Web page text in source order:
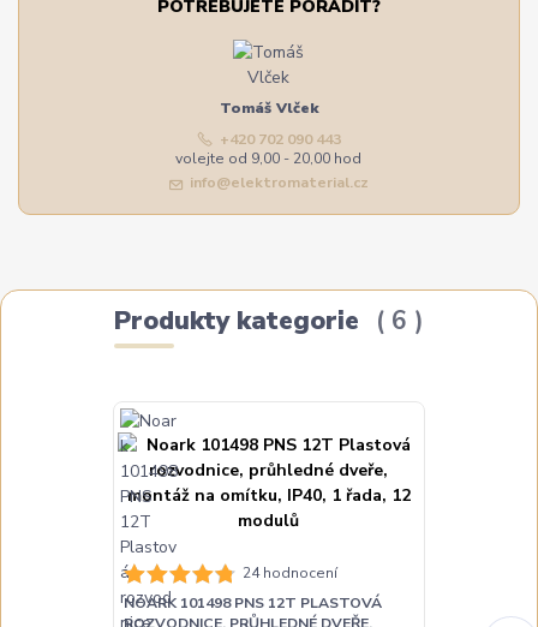
POTŘEBUJETE PORADIT?
Tomáš Vlček
+420 702 090 443
volejte od 9,00 - 20,00 hod
info@elektromaterial.cz
Produkty kategorie 6
24 hodnocení
NOARK 101498 PNS 12T PLASTOVÁ